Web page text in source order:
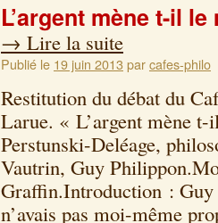
L’argent mène t-il
→ Lire la suite
Publié le 19 juin 2013parcafes-philo
Restitution du débat du
Larue. « L’argent mène
Perstunski-Deléage,
Vautrin, Guy
Graffin.Introduction :
n’avais pas moi-même